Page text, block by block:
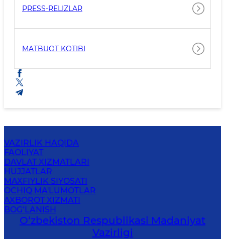
PRESS-RELIZLAR
MATBUOT KOTIBI
VAZIRLIK HAQIDA
FAOLIYAT
DAVLAT XIZMATLARI
HUJJATLAR
MAXFIYLIK SIYOSATI
OCHIQ MA'LUMOTLAR
AXBOROT XIZMATI
BOG‘LANISH
O‘zbekiston Respublikasi Madaniyat
Vazirligi